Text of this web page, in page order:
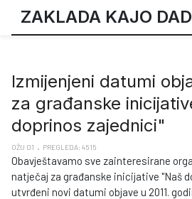
ZAKLADA KAJO
Izmijenjeni datumi
za građanske
doprinos zajednici"
OŽU 01 PREGLEDA: 4515
Obavještavamo sve zainteresirane
natječaj za građanske inicijative "Naš
utvrđeni novi datumi objave u 2011.